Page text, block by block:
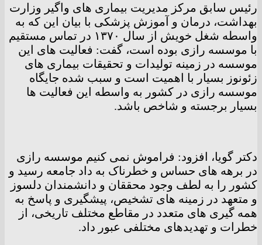
رئیس سابق مرکز مدیریت بیماری های واگیر وزارت
بهداشت، درمان و آموزش پزشکی با بیان این که به
واسطه شغل خویش از سال ۱۳۷۰ در تماس مستقیم
با موسسه رازی بوده است، گفت: فعالیت های این
موسسه در زمینه تولیدات و تحقیقات بیماری های
زئونوز بسیار با اهمیت است و سبب شده جایگاه
موسسه رازی در کشور به واسطه این فعالیت ها
بسیار برجسته و شاخص باشد.
دکتر گویا، افزود: فراموش نمی کنیم موسسه رازی
در برهه های حساس و خطرناک به داد جامعه رسید و
کشور را به لطف وجود محققان و دانشمندان دلسوز
و متعهد در زمینه های تشخیص، پیشگیری و پاسخ به
همه گیری های متعدد در مقاطع مختلف تاریخی، از
خطرات و تهدیدهای مختلفی عبور داد.